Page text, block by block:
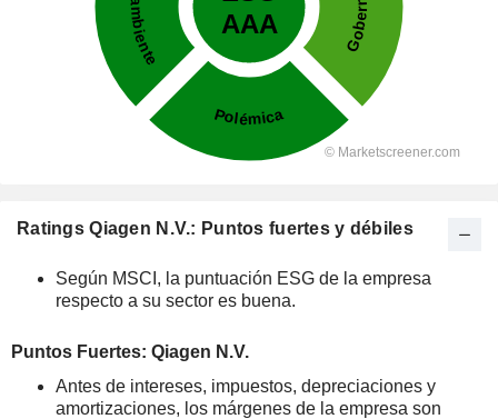
Ratings Qiagen N.V.: Puntos fuertes y débiles
Según MSCI, la puntuación ESG de la empresa
respecto a su sector es buena.
Puntos Fuertes: Qiagen N.V.
Antes de intereses, impuestos, depreciaciones y
amortizaciones, los márgenes de la empresa son